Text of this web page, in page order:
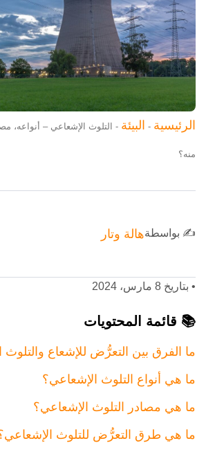
الرئيسية - البيئة - التلوث الإشعاعي – أنواعه،
منه؟
✍️ بواسطةهالة وتار
• بتاريخ 8 مارس، 2024
📚 قائمة المحتويات
ما الفرق بين التعرُّض للإشعاع
ما هي أنواع التلوث الإشعاعي؟
ما هي مصادر التلوث الإشعاعي؟
ما هي طرق التعرُّض للتلوث